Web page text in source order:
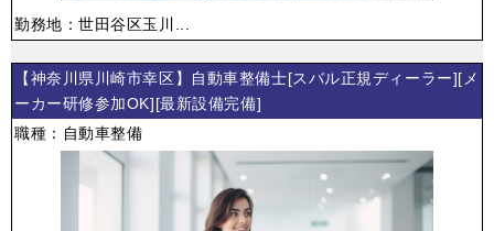
勤務地：世田谷区玉川...
【神奈川県川崎市幸区】自動車整備士[スバル正規ディーラー][メ
ーカー研修参加OK][最新設備完備]
職種：自動車整備